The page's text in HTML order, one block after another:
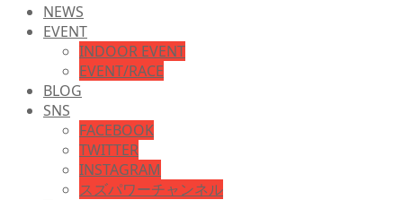
NEWS
EVENT
INDOOR EVENT
EVENT/RACE
BLOG
SNS
FACEBOOK
TWITTER
INSTAGRAM
スズパワーチャンネル